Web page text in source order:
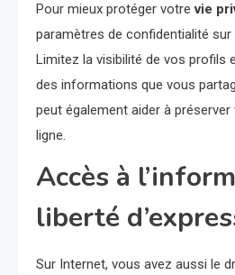
Pour mieux protéger votrevie
paramètres de confidentialité sur
Limitez la visibilité de vos profils
des informations que vous
peut également aider à
ligne.
Accès à
liberté
Sur Internet, vous avez aussi le